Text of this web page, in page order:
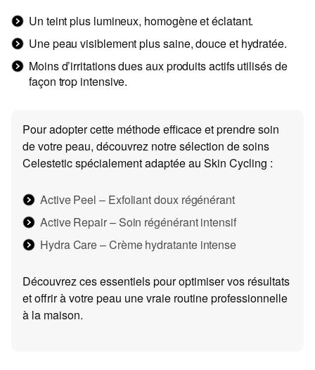
Un teint plus lumineux, homogène et éclatant.
Une peau visiblement plus saine, douce et hydratée.
Moins d’irritations dues aux produits actifs utilisés de
façon trop intensive.
Pour adopter cette méthode efficace et prendre soin
de votre peau, découvrez notre sélection de soins
Celestetic spécialement adaptée au Skin Cycling :
Active Peel – Exfoliant doux régénérant
Active Repair – Soin régénérant intensif
Hydra Care – Crème hydratante intense
Découvrez ces essentiels pour optimiser vos résultats
et offrir à votre peau une vraie routine professionnelle
à la maison.